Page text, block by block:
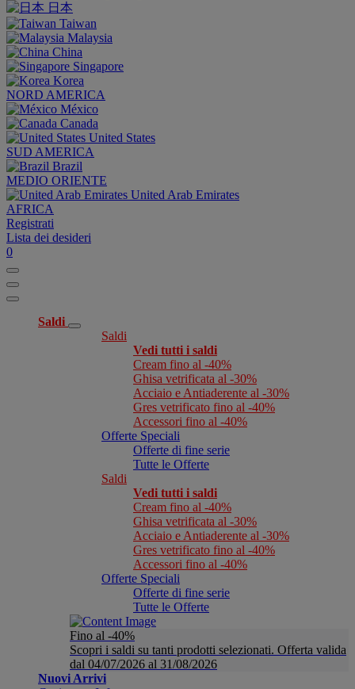
日本
Taiwan
Malaysia
China
Singapore
Korea
NORD AMERICA
México
Canada
United States
SUD AMERICA
Brazil
MEDIO ORIENTE
United Arab Emirates
AFRICA
Registrati
Lista dei desideri
0
Saldi
Saldi
Vedi tutti i saldi
Cream fino al -40%
Ghisa vetrificata al -30%
Acciaio e Antiaderente al -30%
Gres vetrificato fino al -40%
Accessori fino al -40%
Offerte Speciali
Offerte di fine serie
Tutte le Offerte
Saldi
Vedi tutti i saldi
Cream fino al -40%
Ghisa vetrificata al -30%
Acciaio e Antiaderente al -30%
Gres vetrificato fino al -40%
Accessori fino al -40%
Offerte Speciali
Offerte di fine serie
Tutte le Offerte
Fino al -40%
Scopri i saldi su tanti prodotti selezionati. Offerta valida
dal 04/07/2026 al 31/08/2026
Nuovi Arrivi